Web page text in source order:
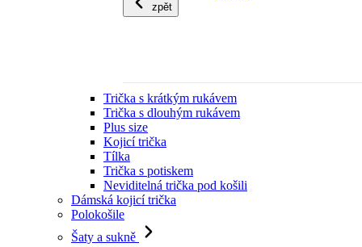
zpět
Trička s krátkým rukávem
Trička s dlouhým rukávem
Plus size
Kojicí trička
Tílka
Trička s potiskem
Neviditelná trička pod košili
Dámská kojicí trička
Polokošile
Šaty a sukně